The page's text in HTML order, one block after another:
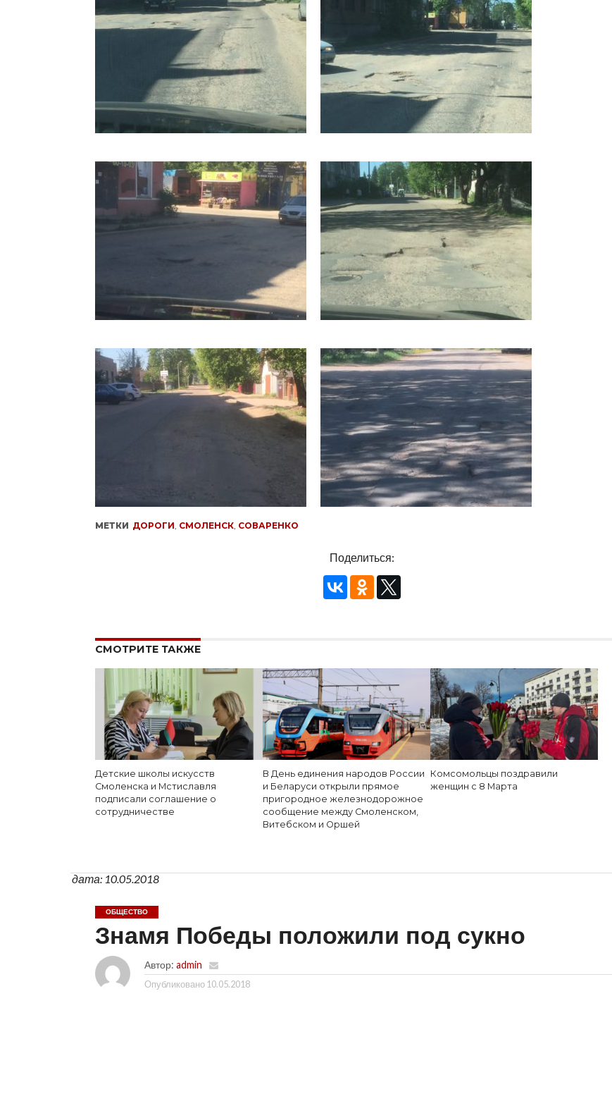
МЕТКИ ДОРОГИ, СМОЛЕНСК, СОВАРЕНКО
Поделиться:
СМОТРИТЕ ТАКЖЕ
Детские школы искусств
Смоленска и Мстиславля
подписали соглашение о
сотрудничестве
В День единения народов России
и Беларуси открыли прямое
пригородное железнодорожное
сообщение между Смоленском,
Витебском и Оршей
Комсомольцы поздравили
женщин с 8 Марта
дата: 10.05.2018
ОБЩЕСТВО
Знамя Победы положили под сукно
Автор: admin
Опубликовано 10.05.2018